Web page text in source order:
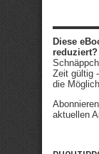
Diese
reduziert?
Zeit gültig
die
aktuellen